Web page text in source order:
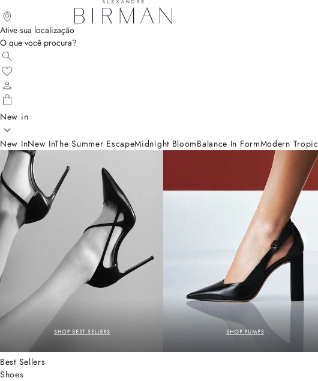
Ative sua localização
O que você procura?
New in
New InNew InThe Summer EscapeMidnight BloomBalance In FormModern Tropic
Best Sellers
Shoes